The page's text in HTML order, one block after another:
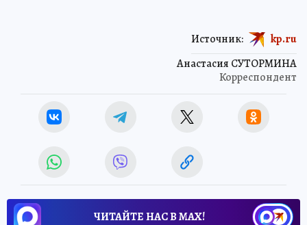
Анастасия СУТОРМИНА
Корреспондент
Источник: kp.ru
ЧИТАЙТЕ НАС В МАХ!